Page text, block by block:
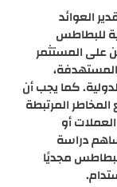
العوائد
للبطاطس
على المستثمر
المستهدفة،
كما يجب أن
المرتبطة
أو
دراسة
مجديًا